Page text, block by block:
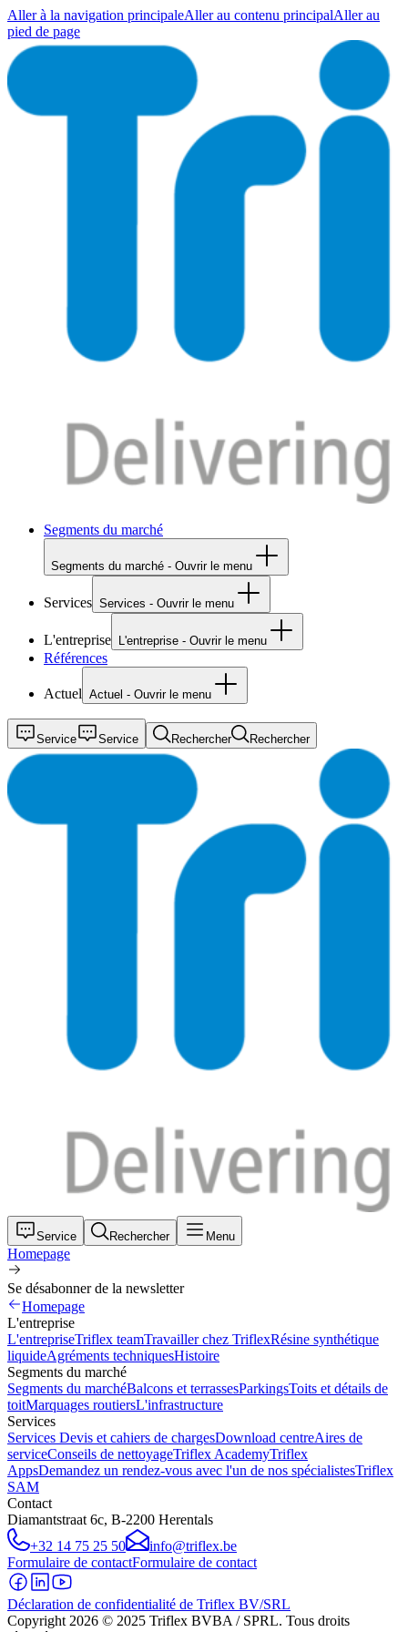
Aller à la navigation principaleAller au contenu principalAller au
pied de page
Segments du marché
Segments du marché - Ouvrir le menu
Services Services - Ouvrir le menu
L'entreprise L'entreprise - Ouvrir le menu
Références
Actuel Actuel - Ouvrir le menu
Service Service Rechercher Rechercher
Service Rechercher Menu
Homepage
Se désabonner de la newsletter
Homepage
L'entreprise
L'entrepriseTriflex teamTravailler chez TriflexRésine synthétique
liquideAgréments techniquesHistoire
Segments du marché
Segments du marchéBalcons et terrassesParkingsToits et détails de
toitMarquages routiersL'infrastructure
Services
Services Devis et cahiers de chargesDownload centreAires de
serviceConseils de nettoyageTriflex AcademyTriflex
AppsDemandez un rendez-vous avec l'un de nos spécialistesTriflex
SAM
Contact
Diamantstraat 6c, B-2200 Herentals
+32 14 75 25 50
info@triflex.be
Formulaire de contactFormulaire de contact
Déclaration de confidentialité de Triflex BV/SRL
Copyright 2026 © 2025 Triflex BVBA / SPRL. Tous droits